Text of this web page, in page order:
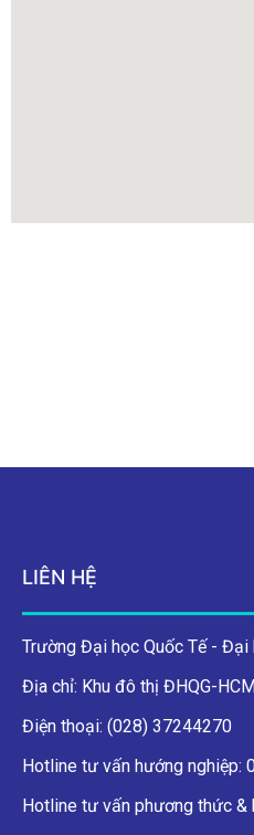
LIÊN HỆ
Trường Đại học Quốc Tế - Đại
Địa chỉ: Khu đô thị ĐHQG-
Điện thoại: (028) 37244270
Hotline tư vấn hướng nghiệp:
Hotline tư vấn phương thức